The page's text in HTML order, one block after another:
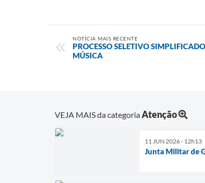
NOTÍCIA MAIS RECENTE
PROCESSO SELETIVO
MÚSICA
VEJA MAIS da categoriaAtenção
11 JUN 2026 - 12h13
Junta Militar de